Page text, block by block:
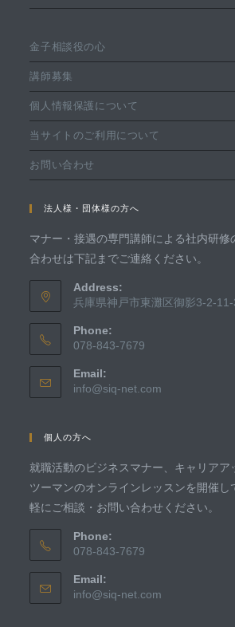
金子相談役の心
講師募集
個人情報保護について
当サイトのご利用について
お問い合わせ
法人様・団体様の方へ
マナー・接遇の専門講師による社内研修
合わせは下記までご連絡ください。
Address:
兵庫県神戸市東灘区御影3-2-11-
Phone:
078-843-7679
Email:
info@siq-net.com
個人の方へ
就職活動のビジネスマナー、キャリアア
ツーマンのオンラインレッスンを開催し
軽にご相談・お問い合わせください。
Phone:
078-843-7679
Email:
info@siq-net.com